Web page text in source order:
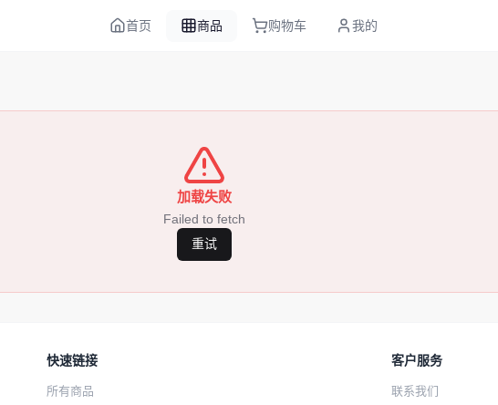
首页 商品 购物车 我的
加载失败
Failed to fetch
重试
快速链接
所有商品
客户服务
联系我们